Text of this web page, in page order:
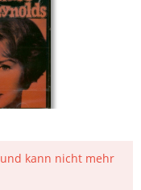
kann nicht mehr